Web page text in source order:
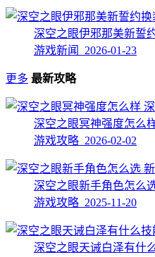
深空之眼伊邪那美新誓
游戏新闻 2026-01-23
更多 最新攻略
深空之眼冥神强度怎么
游戏攻略 2026-02-02
深空之眼新手角色怎么
游戏攻略 2025-11-20
深空之眼天诫白泽有什